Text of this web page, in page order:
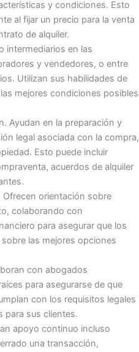
y condiciones. Esto
al fijar un precio para la venta
de alquiler.
intermediarios en las
y vendedores, o entre
Utilizan sus habilidades de
mejores condiciones posibles
Ayudan en la preparación y
legal asociada con la compra,
Esto puede incluir
acuerdos de alquiler
orientación sobre
colaborando con
para asegurar que los
las mejores opciones
con abogados
para asegurarse de que
con los requisitos legales
para sus clientes.
apoyo continuo incluso
una transacción,